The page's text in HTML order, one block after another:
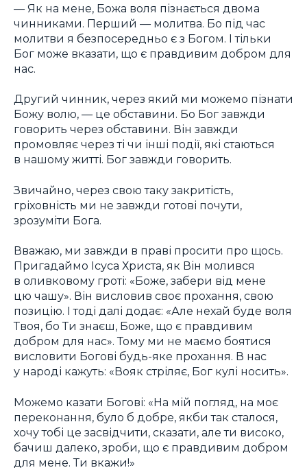
— Як на мене, Божа воля пізнається двома
чинниками. Перший — молитва. Бо під час
молитви я безпосередньо є з Богом. І тільки
Бог може вказати, що є правдивим добром для
нас.
Другий чинник, через який ми можемо пізнати
Божу волю, — це обставини. Бо Бог завжди
говорить через обставини. Він завжди
промовляє через ті чи інші події, які стаються
в нашому житті. Бог завжди говорить.
Звичайно, через свою таку закритість,
гріховність ми не завжди готові почути,
зрозуміти Бога.
Вважаю, ми завжди в праві просити про щось.
Пригадаймо Ісуса Христа, як Він молився
в оливковому гроті: «Боже, забери від мене
цю чашу». Він висловив своє прохання, свою
позицію. І тоді далі додає: «Але нехай буде воля
Твоя, бо Ти знаєш, Боже, що є правдивим
добром для нас». Тому ми не маємо боятися
висловити Богові будь-яке прохання. В нас
у народі кажуть: «Вояк стріляє, Бог кулі носить».
Можемо казати Богові: «На мій погляд, на моє
переконання, було б добре, якби так сталося,
хочу тобі це засвідчити, сказати, але ти високо,
бачиш далеко, зроби, що є правдивим добром
для мене. Ти вкажи!»